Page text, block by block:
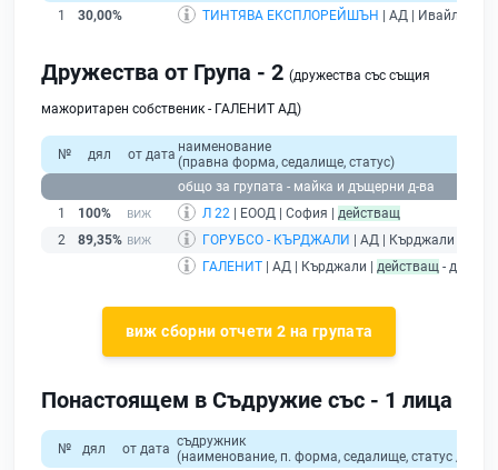
1
30,00% ТИНТЯВА ЕКСПЛОРЕЙШЪН | АД |
Дружества от Група - 2 (дружества със същия
мажоритарен собственик - ГАЛЕНИТ АД)
№ дял от дата наименование
(правна форма, седалище, статус)
общо за групата - майка и дъщерни д-ва
1
100% Л 22 | ЕООД | София | действащ
2
89,35% ГОРУБСО - КЪРДЖАЛИ | АД | Кърджали |
ГАЛЕНИТ | АД | Кърджали | действащ -
виж сборни отчети 2 на групата
Понастоящем в Съдружие със - 1 лица
№ дял от дата съдружник
(наименование, п. форма, седалище, статус /